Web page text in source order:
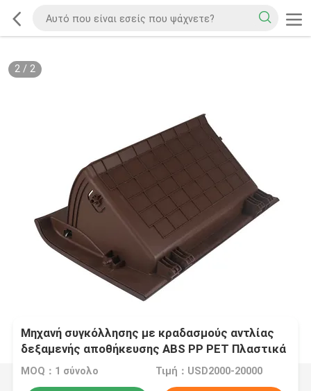
2/ 2
Μηχανή συγκόλλησης με κραδασμούς αντλίας
δεξαμενής αποθήκευσης ABS PP PET Πλαστικά
εξαρτήματα
MOQ：1 σύνολο Τιμή：USD2000-20000